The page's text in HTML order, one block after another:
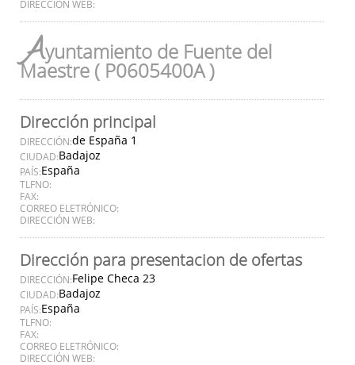
DIRECCIÓN WEB:
Ayuntamiento de Fuente del
Maestre ( P0605400A )
Dirección principal
DIRECCIÓN:de España 1
CIUDAD:Badajoz
PAÍS:España
TLFNO:
FAX:
CORREO ELETRÓNICO:
DIRECCIÓN WEB:
Dirección para presentacion de ofertas
DIRECCIÓN:Felipe Checa 23
CIUDAD:Badajoz
PAÍS:España
TLFNO:
FAX:
CORREO ELETRÓNICO:
DIRECCIÓN WEB: